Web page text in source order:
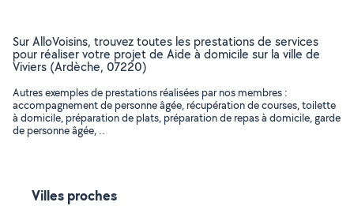
Sur AlloVoisins, trouvez toutes les prestations de services
pour réaliser votre projet de Aide à domicile sur la ville de
Viviers (Ardèche, 07220)
Autres exemples de prestations réalisées par nos membres :
accompagnement de personne âgée, récupération de courses, toilette
à domicile, préparation de plats, préparation de repas à domicile, garde
de personne âgée, ..
Villes proches